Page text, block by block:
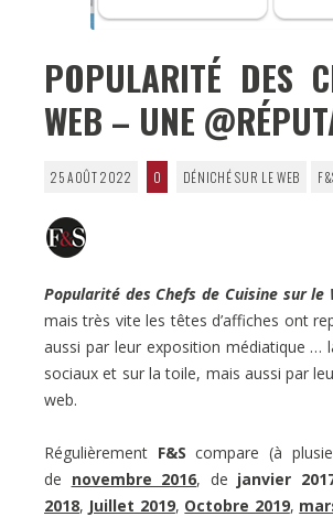
POPULARITÉ DES
WEB – UNE
25 AOÛT 2022 0 DÉNICHÉ SUR LE WEB
Popularité des Chefs de Cuisine sur le
mais très vite les têtes d’affiches ont
aussi par leur exposition médiatique …
sociaux et sur la toile, mais aussi par
web.
Régulièrement F&S compare (à
de novembre 2016, de janvier
2018, Juillet 2019, Octobre 2019,